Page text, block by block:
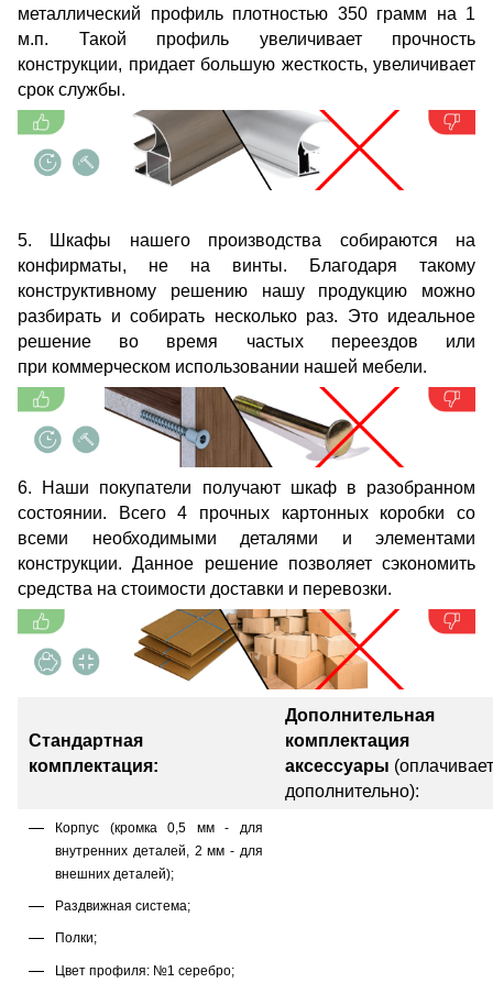
металлический профиль плотностью 350 грамм на 1
м.п. Такой профиль увеличивает прочность
конструкции, придает большую жесткость, увеличивает
срок службы.
5. Шкафы нашего производства собираются на
конфирматы, не на винты. Благодаря такому
конструктивному решению нашу продукцию можно
разбирать и собирать несколько раз. Это идеальное
решение во время частых переездов или
при коммерческом использовании нашей мебели.
6. Наши покупатели получают шкаф в разобранном
состоянии. Всего 4 прочных картонных коробки со
всеми необходимыми деталями и элементами
конструкции. Данное решение позволяет сэкономить
средства на стоимости доставки и перевозки.
Стандартная
комплектация:
Дополнительная
комплектация
аксессуары
дополнительно):
Корпус (кромка 0,5 мм - для
внутренних деталей, 2 мм - для
внешних деталей);
Раздвижная система;
Полки;
Цвет профиля: №1 серебро;